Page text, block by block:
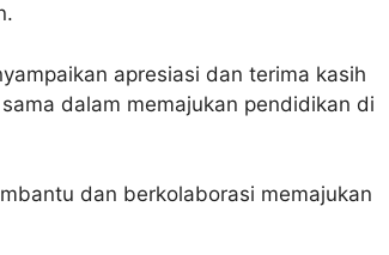
apresiasi dan terima kasih
dalam memajukan pendidikan di
dan berkolaborasi memajukan